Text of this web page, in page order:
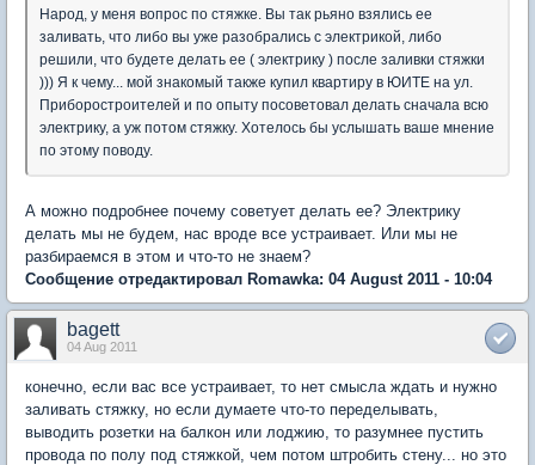
Народ, у меня вопрос по стяжке. Вы так рьяно взялись ее
заливать, что либо вы уже разобрались с электрикой, либо
решили, что будете делать ее ( электрику ) после заливки стяжки
))) Я к чему... мой знакомый также купил квартиру в ЮИТЕ на ул.
Приборостроителей и по опыту посоветовал делать сначала всю
электрику, а уж потом стяжку. Хотелось бы услышать ваше мнение
по этому поводу.
А можно подробнее почему советует делать ее? Электрику
делать мы не будем, нас вроде все устраивает. Или мы не
разбираемся в этом и что-то не знаем?
Сообщение отредактировал Romawka: 04 August 2011 - 10:04
bagett
04 Aug 2011
конечно, если вас все устраивает, то нет смысла ждать и нужно
заливать стяжку, но если думаете что-то переделывать,
выводить розетки на балкон или лоджию, то разумнее пустить
провода по полу под стяжкой, чем потом штробить стену... но это